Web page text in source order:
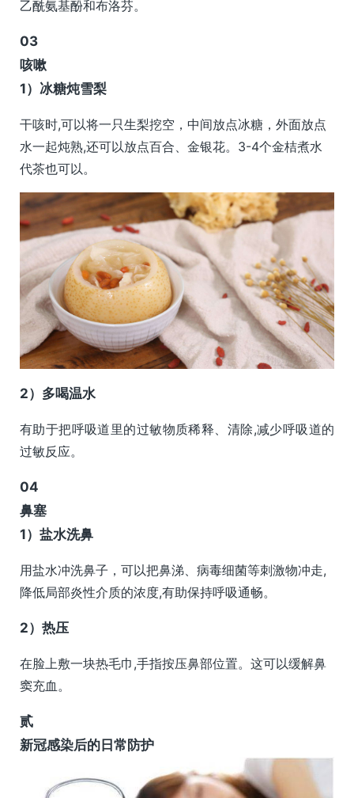
乙酰氨基酚和布洛芬。
03
咳嗽
1）冰糖炖雪梨
干咳时,可以将一只生梨挖空，中间放点冰糖，外面放点
水一起炖熟,还可以放点百合、金银花。3-4个金桔煮水
代茶也可以。
2）多喝温水
有助于把呼吸道里的过敏物质稀释、清除,减少呼吸道的
过敏反应。
04
鼻塞
1）盐水洗鼻
用盐水冲洗鼻子，可以把鼻涕、病毒细菌等刺激物冲走,
降低局部炎性介质的浓度,有助保持呼吸通畅。
2）热压
在脸上敷一块热毛巾,手指按压鼻部位置。这可以缓解鼻
窦充血。
贰
新冠感染后的日常防护